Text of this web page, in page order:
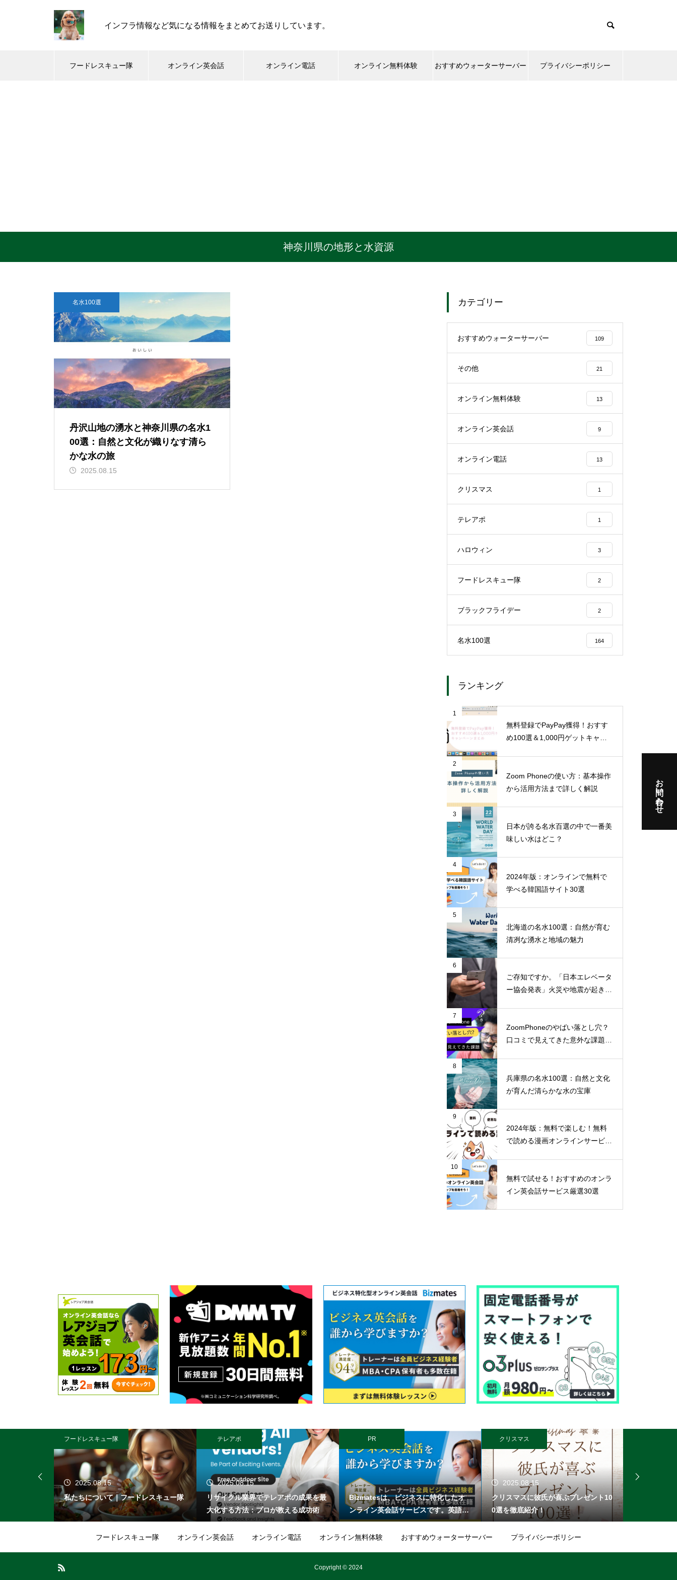
インフラ情報など気になる情報をまとめてお送りしています。
フードレスキュー隊 オンライン英会話 オンライン電話 オンライン無料体験 おすすめウォーターサーバー プライバシーポリシー
神奈川県の地形と水資源
名水100選
丹沢山地の湧水と神奈川県の名水1
00選：自然と文化が織りなす清ら
かな水の旅
2025.08.15
カテゴリー
おすすめウォーターサーバー 109
その他 21
オンライン無料体験 13
オンライン英会話 9
オンライン電話 13
クリスマス 1
テレアポ 1
ハロウィン 3
フードレスキュー隊 2
ブラックフライデー 2
名水100選 164
ランキング
1
無料登録でPayPay獲得！おすす
め100選＆1,000円ゲットキャン
2
Zoom Phoneの使い方：基本操作
から活用方法まで詳しく解説
3
日本が誇る名水百選の中で一番美
味しい水はどこ？
4
2024年版：オンラインで無料で
学べる韓国語サイト30選
5
北海道の名水100選：自然が育む
清冽な湧水と地域の魅力
6
ご存知ですか。「日本エレベータ
ー協会発表」火災や地震が起きた
7
ZoomPhoneのやばい落とし穴？
口コミで見えてきた意外な課題と
8
兵庫県の名水100選：自然と文化
が育んだ清らかな水の宝庫
9
2024年版：無料で楽しむ！無料
で読める漫画オンラインサービス
10
無料で試せる！おすすめのオンラ
イン英会話サービス厳選30選
フードレスキュー隊
2025.08.15
私たちについて｜フードレスキュー隊
テレアポ
2025.08.15
リサイクル業界でテレアポの成果を最
大化する方法：プロが教える成功術
PR
Bizmatesは、ビジネスに特化したオ
ンライン英会話サービスです。英語で
「話す」だけでなく、「仕事ができ
る」英語力を身につけることを目指し
クリスマス
2025.08.15
クリスマスに彼氏が喜ぶプレゼント10
0選を徹底紹介！
め
フードレスキュー隊
オンライン英会話 オンライン電話 オンライン無料体験 おすすめウォーターサーバー プライバシーポリシー
Copyright © 2024
お問い合わせ